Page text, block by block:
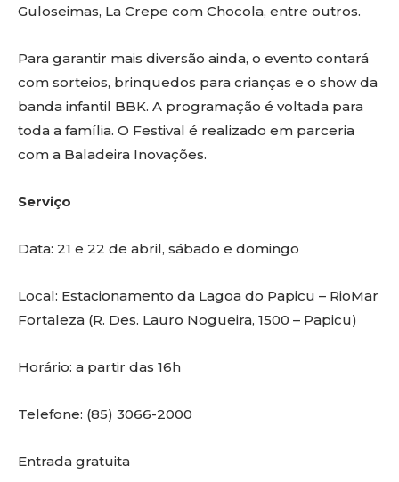
Guloseimas, La Crepe com Chocola, entre outros.
Para garantir mais diversão ainda, o evento contará
com sorteios, brinquedos para crianças e o show da
banda infantil BBK. A programação é voltada para
toda a família. O Festival é realizado em parceria
com a Baladeira Inovações.
Serviço
Data: 21 e 22 de abril, sábado e domingo
Local: Estacionamento da Lagoa do Papicu – RioMar
Fortaleza (R. Des. Lauro Nogueira, 1500 – Papicu)
Horário: a partir das 16h
Telefone: (85) 3066-2000
Entrada gratuita